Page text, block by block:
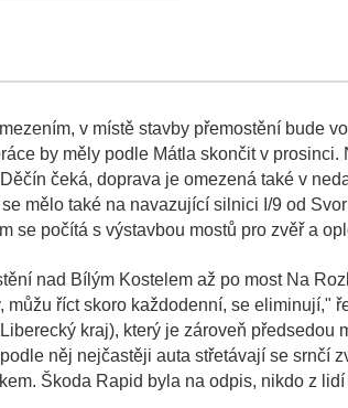
v místě stavby přemostění bude
by měly podle Mátla skončit v prosinci.
čeká, doprava je omezená také v
mělo také na navazující silnici I/9 od
se počítá s výstavbou mostů pro zvěř a
nad Bílým Kostelem až po most Na
říct skoro každodenní, se eliminují,"
kraj), který je zároveň předsedou
něj nejčastěji auta střetávají se srnčí
Škoda Rapid byla na odpis, nikdo z